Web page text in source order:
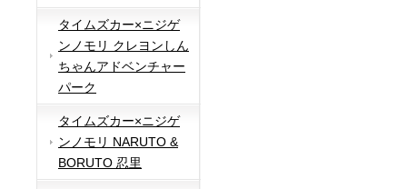
タイムズカー×ニジゲ
ンノモリ クレヨンしん
ちゃんアドベンチャー
パーク
タイムズカー×ニジゲ
ンノモリ NARUTO &
BORUTO 忍里